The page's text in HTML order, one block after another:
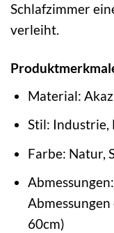
Schlafzimmer
verleiht.
Material:
Stil: Industrie,
Farbe: Natur,
Abmessungen
60cm)